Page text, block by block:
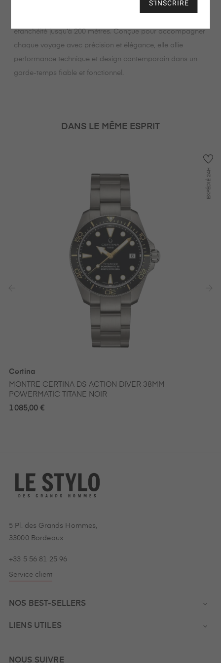
Fidèle au concept DS (Double Sécurité) de Certina, ce
étanchéité jusqu’à 200 mètres. Conçue pour accompagner
chaque voyage avec précision et élégance, elle allie
performance technique et design contemporain dans un
garde-temps fiable et fonctionnel.
DANS LE MÊME ESPRIT
EXPÉDIÉ
24H
Certina
MONTRE CERTINA DS ACTION DIVER 38MM
POWERMATIC TITANE NOIR
1 085,00 €
5 Pl. des Grands Hommes,
33000 Bordeaux
+33 5 56 81 25 96
Service client
NOS BEST-SELLERS 
LIENS UTILES 
NOUS SUIVRE
S'INSCRIRE